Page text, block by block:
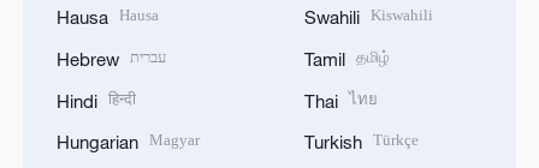
Hausa Hausa
Hebrew עברית
Hindi हिन्दी
Hungarian Magyar
Swahili Kiswahili
Tamil தமிழ்
Thai ไทย
Turkish Türkçe